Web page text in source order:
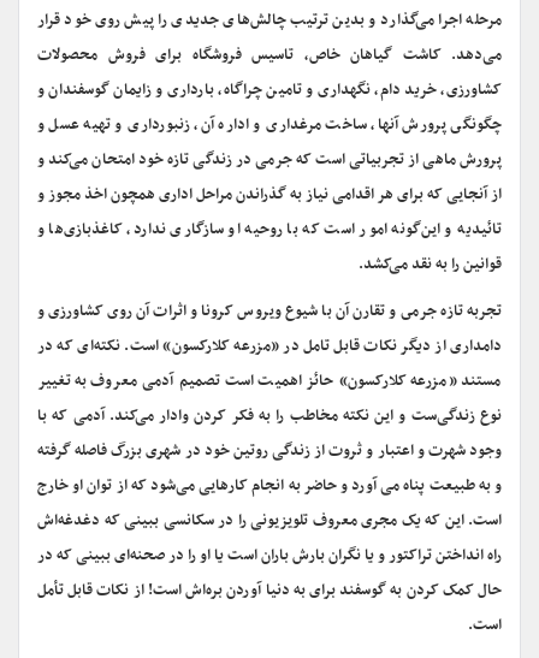
مرحله اجرا می‌گذارد و بدین ترتیب چالش‌های جدیدی را پیش روی خود قرار
می‌دهد. کاشت گیاهان خاص، تاسیس فروشگاه برای فروش محصولات
کشاورزی، خرید دام، نگهدارى و تامین چراگاه، باردارى و زایمان گوسفندان و
چگونگى پرورش آنها، ساخت مرغدارى و اداره آن، زنبورداری و تهیه عسل و
پرورش ماهی از تجربیاتی است که جرمی در زندگی تازه خود امتحان می‌کند و
از آنجایی که برای هر اقدامی نیاز به گذراندن مراحل اداری همچون اخذ مجوز و
تائیدیه و این‌گونه امور است که با روحیه او سازگاری ندارد، کاغذبازی‌ها و
قوانین را به نقد می‌کشد.
تجربه تازه جرمى و تقارن آن با شیوع ویروس کرونا و اثرات آن روى کشاورزی و
دامداری از دیگر نکات قابل تامل در «مزرعه کلارکسون» است. نکته‌ای که در
مستند «مزرعه کلارکسون» حائز اهمیت است تصمیم آدمی معروف به تغییر
نوع زندگی‌ست و این نکته مخاطب را به فکر کردن وادار می‌کند. آدمی که با
وجود شهرت و اعتبار و ثروت از زندگی روتین خود در شهری بزرگ فاصله گرفته
و به طبیعت پناه می آورد و حاضر به انجام کارهایی می‌شود که از توان او خارج
است. این که یک مجری معروف تلویزیونی را در سکانسی ببینی که دغدغه‌اش
راه انداختن تراکتور و یا نگران بارش باران است یا او را در صحنه‌ای ببینی که در
حال کمک کردن به گوسفند برای به دنیا آوردن بره‌اش است! از نکات قابل تأمل
است.